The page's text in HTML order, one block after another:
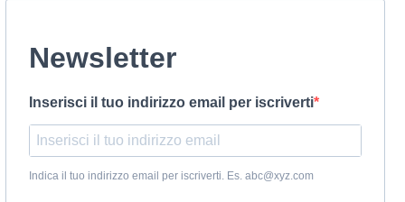
Newsletter
Inserisci il tuo indirizzo email per iscriverti
Indica il tuo indirizzo email per iscriverti. Es. abc@xyz.com